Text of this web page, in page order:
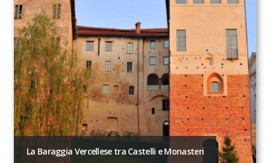
La Baraggia Vercellese tra Castelli e Monasteri